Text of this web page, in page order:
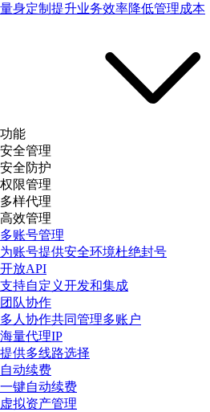
量身定制提升业务效率降低管理成本
功能
安全管理
安全防护
权限管理
多样代理
高效管理
多账号管理
为账号提供安全环境杜绝封号
开放API
支持自定义开发和集成
团队协作
多人协作共同管理多账户
海量代理IP
提供多线路选择
自动续费
一键自动续费
虚拟资产管理